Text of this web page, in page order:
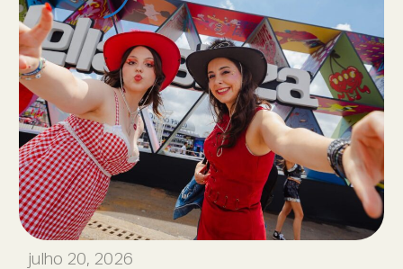
julho 20, 2026